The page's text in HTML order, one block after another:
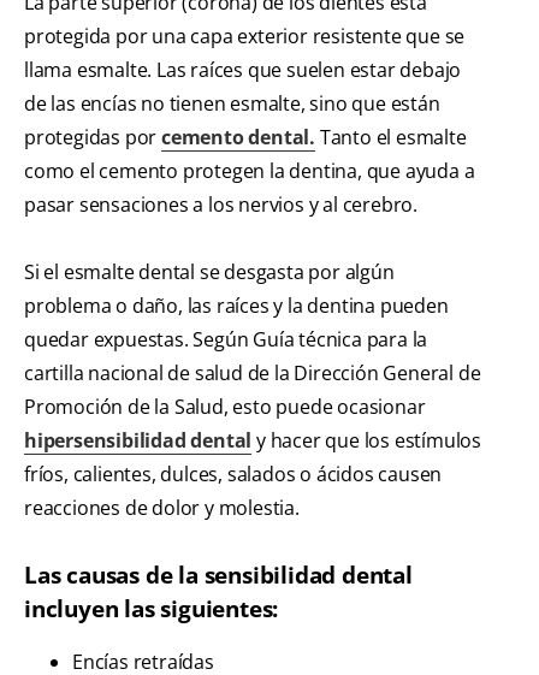
protegida por una capa exterior resistente que se
llama esmalte. Las raíces que suelen estar debajo
de las encías no tienen esmalte, sino que están
protegidas porcemento dental. Tanto el esmalte
como el cemento protegen la dentina, que ayuda a
pasar sensaciones a los nervios y al cerebro.
Si el esmalte dental se desgasta por algún
problema o daño, las raíces y la dentina pueden
quedar expuestas. Según Guía técnica para la
cartilla nacional de salud de la Dirección General de
Promoción de la Salud, esto puede ocasionar
hipersensibilidad dental y hacer que los estímulos
fríos, calientes, dulces, salados o ácidos causen
reacciones de dolor y molestia.
Las causas de la sensibilidad dental
incluyen las siguientes:
Encías retraídas